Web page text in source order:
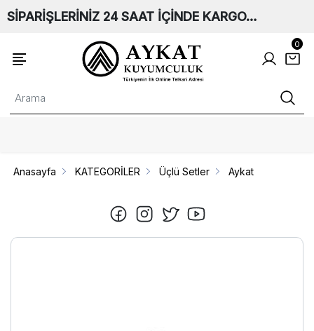
SİPARİŞLERİNİZ 24 SAAT İÇİNDE KARGO…
0
Anasayfa KATEGORİLER Üçlü Setler Aykat